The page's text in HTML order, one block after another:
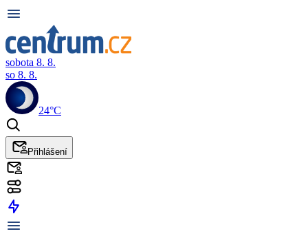
sobota 8. 8.
so 8. 8.
24°C
Přihlášení